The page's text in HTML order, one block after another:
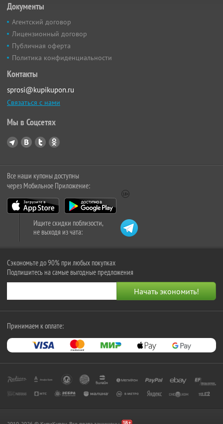
Документы
Агентский договор
Лицензионный договор
Публичная оферта
Политика конфиденциальности
Контакты
sprosi@kupikupon.ru
Связаться с нами
Мы в Соцсетях
Все наши купоны доступны
через Мобильное Приложение:
Ищите скидки поблизости,
не выходя из чата:
Сэкономьте до 90% при любых покупках
Подпишитесь на самые выгодные предложения
Принимаем к оплате: